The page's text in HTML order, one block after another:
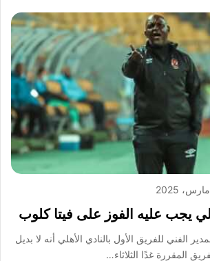
يجب عليه الفوز على فيتا كلوب
الفني للفريق الأول بالنادي الأهلي أنه لا بديل
المقررة غدًا الثلاثاء…